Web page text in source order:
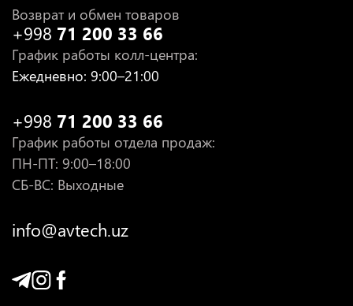
Возврат и обмен товаров
+998 71 200 33 66
График работы колл-центра:
Ежедневно: 9:00–21:00
+998 71 200 33 66
График работы отдела продаж:
ПН-ПТ: 9:00–18:00
СБ-ВС: Выходные
info@avtech.uz